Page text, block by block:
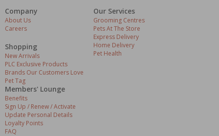
Company
About Us
Careers
Shopping
New Arrivals
PLC Exclusive Products
Brands Our Customers Love
Pet Tag
Our Services
Grooming Centres
Pets At The Store
Express Delivery
Home Delivery
Pet Health
Members' Lounge
Benefits
Sign Up / Renew / Activate
Update Personal Details
Loyalty Points
FAQ